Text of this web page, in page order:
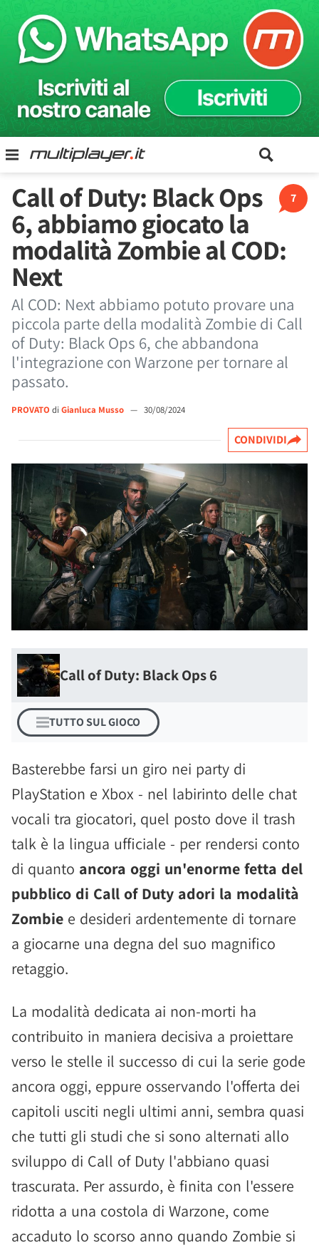
7
Call of Duty: Black Ops
6, abbiamo giocato la
modalità Zombie al COD:
Next
Al COD: Next abbiamo potuto provare una
piccola parte della modalità Zombie di Call
of Duty: Black Ops 6, che abbandona
l'integrazione con Warzone per tornare al
passato.
PROVATO di Gianluca Musso — 30/08/2024
CONDIVIDI
Call of Duty: Black Ops 6
TUTTO SUL GIOCO
Basterebbe farsi un giro nei party di
PlayStation e Xbox - nel labirinto delle chat
vocali tra giocatori, quel posto dove il trash
talk è la lingua ufficiale - per rendersi conto
di quanto ancora oggi un'enorme fetta del
pubblico di Call of Duty adori la modalità
Zombie e desideri ardentemente di tornare
a giocarne una degna del suo magnifico
retaggio.
La modalità dedicata ai non-morti ha
contribuito in maniera decisiva a proiettare
verso le stelle il successo di cui la serie gode
ancora oggi, eppure osservando l'offerta dei
capitoli usciti negli ultimi anni, sembra quasi
che tutti gli studi che si sono alternati allo
sviluppo di Call of Duty l'abbiano quasi
trascurata. Per assurdo, è finita con l'essere
ridotta a una costola di Warzone, come
accaduto lo scorso anno quando Zombie si